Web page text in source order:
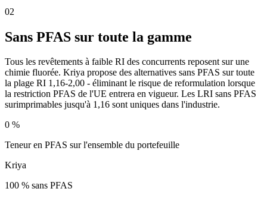
02
Sans PFAS sur toute la gamme
Tous les revêtements à faible RI des concurrents reposent sur une
chimie fluorée. Kriya propose des alternatives sans PFAS sur toute
la plage RI 1,16-2,00 - éliminant le risque de reformulation lorsque
la restriction PFAS de l'UE entrera en vigueur. Les LRI sans PFAS
surimprimables jusqu'à 1,16 sont uniques dans l'industrie.
0 %
Teneur en PFAS sur l'ensemble du portefeuille
Kriya
100 % sans PFAS